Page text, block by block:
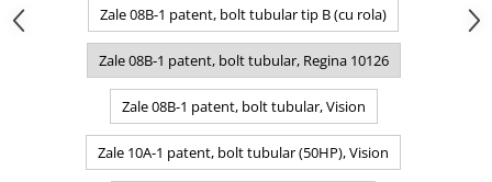
Zale 08B-1 patent, bolt tubular tip B (cu rola)
Zale 08B-1 patent, bolt tubular, Regina 10126
Zale 08B-1 patent, bolt tubular, Vision
Zale 10A-1 patent, bolt tubular (50HP), Vision